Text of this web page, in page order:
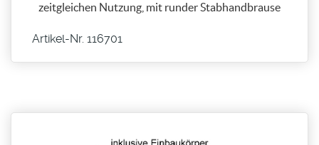
zeitgleichen Nutzung, mit runder Stabhandbrause
Artikel-Nr. 116701